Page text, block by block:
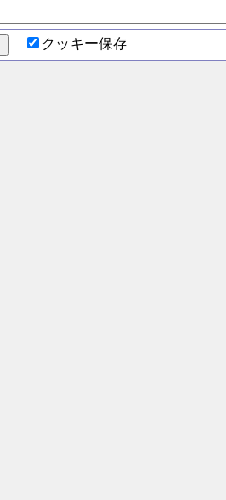
クッキー保存